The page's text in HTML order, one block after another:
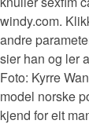
windy.com.
andre
sier han og ler
Foto: Kyrre
model norske
kjend for eit